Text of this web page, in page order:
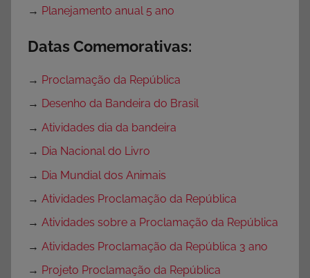
→ Planejamento anual 5 ano
Datas Comemorativas:
→ Proclamação da República
→ Desenho da Bandeira do Brasil
→ Atividades dia da bandeira
→ Dia Nacional do Livro
→ Dia Mundial dos Animais
→ Atividades Proclamação da República
→ Atividades sobre a Proclamação da República
→ Atividades Proclamação da República 3 ano
→ Projeto Proclamação da República